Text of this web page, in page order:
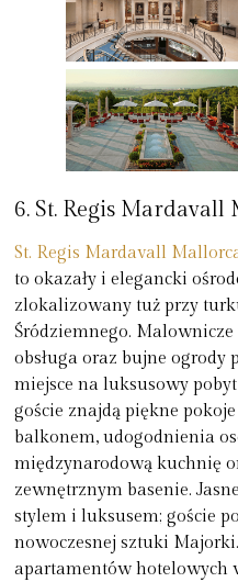
6. St. Regis Mardavall
St. Regis Mardavall
to okazały i elegancki
zlokalizowany tuż przy
Śródziemnego.
obsługa oraz bujne ogrody
miejsce na luksusowy
goście znajdą piękne
balkonem, udogodnienia
międzynarodową kuchnię
zewnętrznym basenie.
stylem i luksusem; goście
nowoczesnej sztuki
apartamentów hotelowych